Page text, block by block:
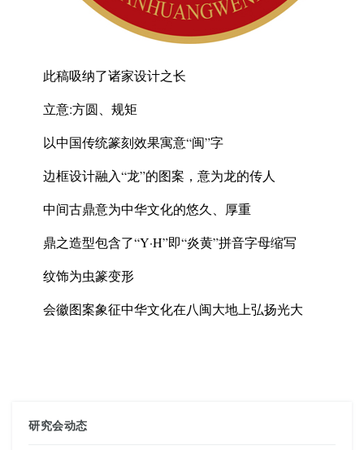
此稿吸纳了诸家设计之长
立意:方圆、规矩
以中国传统篆刻效果寓意“闽”字
边框设计融入“龙”的图案，意为龙的传人
中间古鼎意为中华文化的悠久、厚重
鼎之造型包含了“Y·H”即“炎黄”拼音字母缩写
纹饰为虫篆变形
会徽图案象征中华文化在八闽大地上弘扬光大
研究会动态